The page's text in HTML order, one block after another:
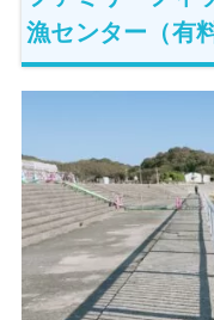
漁センター（有